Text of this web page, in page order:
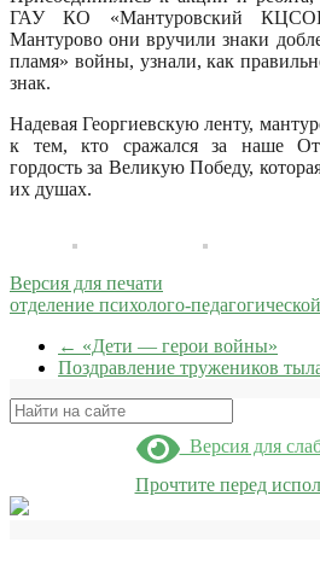
ГАУ КО «Мантуровский
Мантурово они вручили знаки
пламя» войны, узнали, как
знак.
Надевая Георгиевскую ленту,
к тем, кто сражался за наше
гордость за Великую Победу,
их душах.
Версия для печати
отделение психолого-
← «Дети — герои войны»
Поздравление тружеников
Поиск
Версия для
Прочтите перед